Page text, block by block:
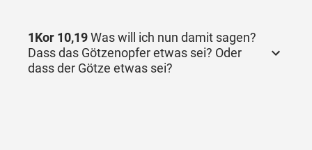
1Kor 10,19Was will ich nun damit sagen?
Dass das Götzenopfer etwas sei? Oder
dass der Götze etwas sei?